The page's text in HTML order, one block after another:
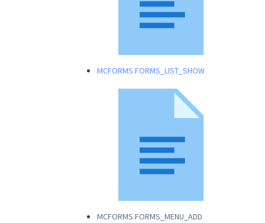
MCFORMS.FORMS_LIST_SHOW
MCFORMS.FORMS_MENU_ADD